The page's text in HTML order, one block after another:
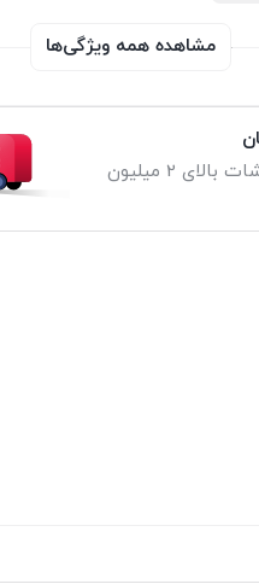
مشاهده همه ویژگی‌ها
برای سفارشات بالای 2 میلیون